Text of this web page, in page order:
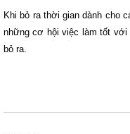
Khi bỏ ra thời gian dành cho
những cơ hội việc làm tốt
bỏ ra.